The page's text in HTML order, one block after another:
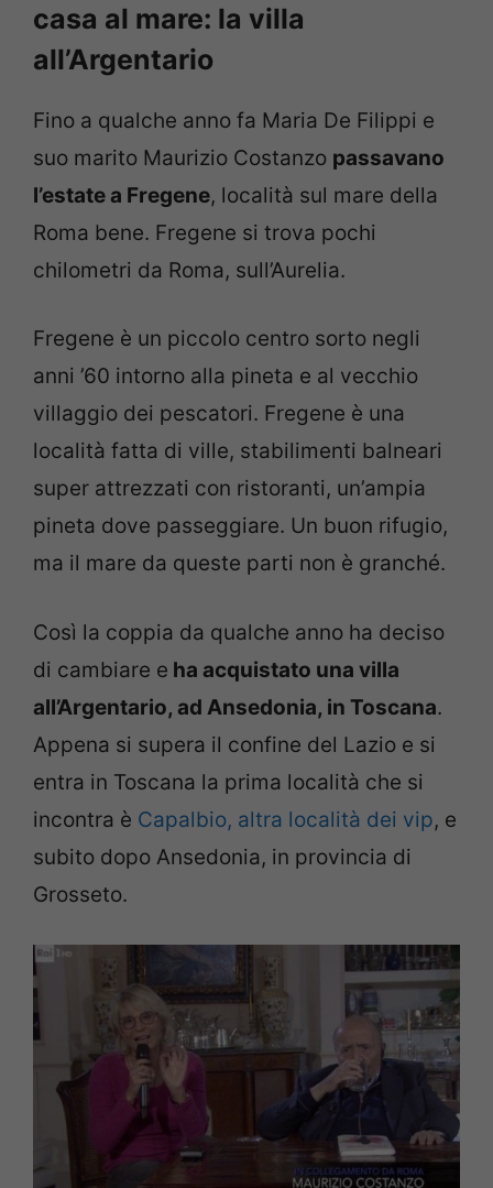
casa al mare: la villa
all’Argentario
Fino a qualche anno fa Maria De Filippi e
suo marito Maurizio Costanzo passavano
l’estate a Fregene, località sul mare della
Roma bene. Fregene si trova pochi
chilometri da Roma, sull’Aurelia.
Fregene è un piccolo centro sorto negli
anni ’60 intorno alla pineta e al vecchio
villaggio dei pescatori. Fregene è una
località fatta di ville, stabilimenti balneari
super attrezzati con ristoranti, un’ampia
pineta dove passeggiare. Un buon rifugio,
ma il mare da queste parti non è granché.
Così la coppia da qualche anno ha deciso
di cambiare e ha acquistato una villa
all’Argentario, ad Ansedonia, in Toscana.
Appena si supera il confine del Lazio e si
entra in Toscana la prima località che si
incontra è Capalbio, altra località dei vip, e
subito dopo Ansedonia, in provincia di
Grosseto.